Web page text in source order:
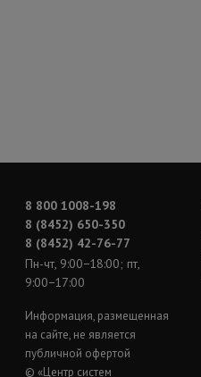
8 800 1008-198
8 (8452) 650-350
8 (8452) 42-76-77
Пн-чт, 9:00−18:00; пт,
9:00−17:00
Информация, размещенная
на сайте, не является
публичной офертой
© «Центр систем